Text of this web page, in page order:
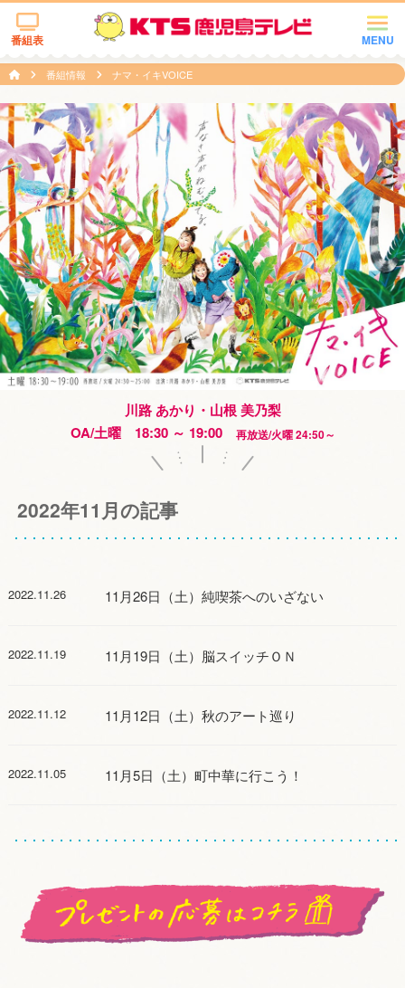
MENU
番組表
番組情報 ナマ・イキVOICE
川路 あかり・山根 美乃梨
OA/土曜 18:30 ～ 19:00
再放送/火曜 24:50～
2022年11月の記事
2022.11.26 11月26日（土）純喫茶へのいざない
2022.11.19 11月19日（土）脳スイッチＯＮ
2022.11.12 11月12日（土）秋のアート巡り
2022.11.05 11月5日（土）町中華に行こう！